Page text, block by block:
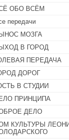
ОБО ВСЁМ
передачи
МОЗГА
В ГОРОД
ПЕРЕДАЧА
ДОРОГ
В СТУДИИ
ПРИНЦИПА
ДЕЛО
КУЛЬТУРЫ